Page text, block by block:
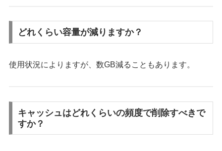
どれくらい容量が減りますか？
使用状況によりますが、数GB減ることもあります。
キャッシュはどれくらいの頻度で削除すべきで
すか？